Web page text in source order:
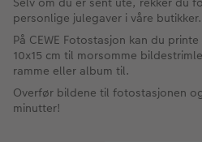
personlige julegaver i våre butikker.
På CEWE Fotostasjon kan du
10x15 cm til morsomme
ramme eller album til.
Overfør bildene til fotostasjonen
minutter!